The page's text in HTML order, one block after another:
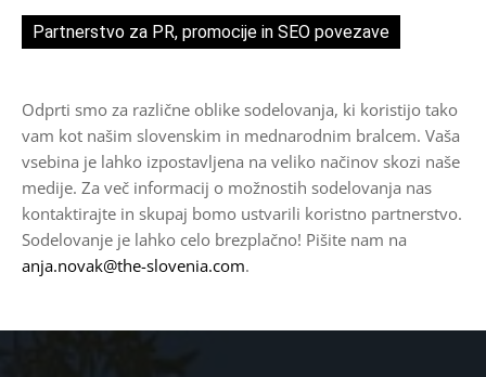
Partnerstvo za PR, promocije in SEO povezave
Odprti smo za različne oblike sodelovanja, ki koristijo tako
vam kot našim slovenskim in mednarodnim bralcem. Vaša
vsebina je lahko izpostavljena na veliko načinov skozi naše
medije. Za več informacij o možnostih sodelovanja nas
kontaktirajte in skupaj bomo ustvarili koristno partnerstvo.
Sodelovanje je lahko celo brezplačno! Pišite nam na
anja.novak@the-slovenia.com.